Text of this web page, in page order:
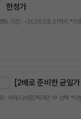
한정가
[2배로 준비한 균일